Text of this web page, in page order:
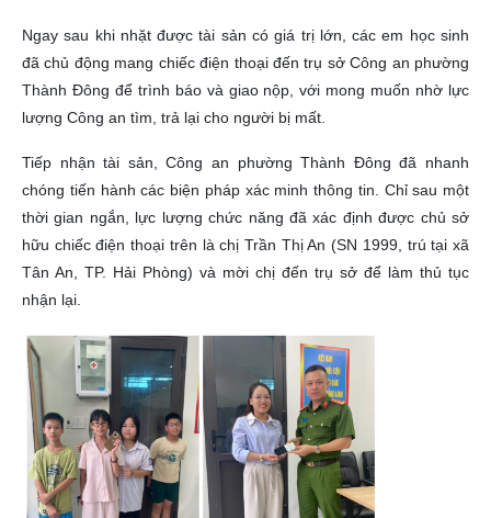
Ngay sau khi nhặt được tài sản có giá trị lớn, các em học sinh
đã chủ động mang chiếc điện thoại đến trụ sở Công an phường
Thành Đông để trình báo và giao nộp, với mong muốn nhờ lực
lượng Công an tìm, trả lại cho người bị mất.
Tiếp nhận tài sản, Công an phường Thành Đông đã nhanh
chóng tiến hành các biện pháp xác minh thông tin. Chỉ sau một
thời gian ngắn, lực lượng chức năng đã xác định được chủ sở
hữu chiếc điện thoại trên là chị Trần Thị An (SN 1999, trú tại xã
Tân An, TP. Hải Phòng) và mời chị đến trụ sở để làm thủ tục
nhận lại.